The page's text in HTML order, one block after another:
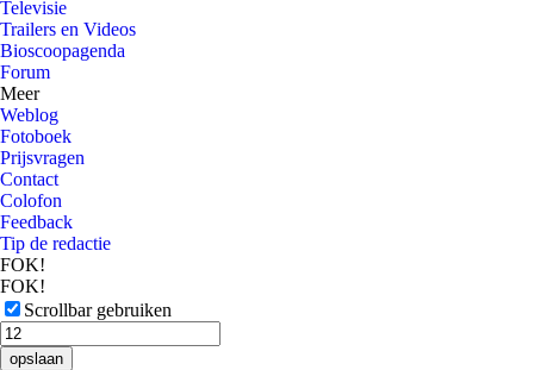
Televisie
Trailers en Videos
Bioscoopagenda
Forum
Meer
Weblog
Fotoboek
Prijsvragen
Contact
Colofon
Feedback
Tip de redactie
FOK!
FOK!
Scrollbar gebruiken
opslaan